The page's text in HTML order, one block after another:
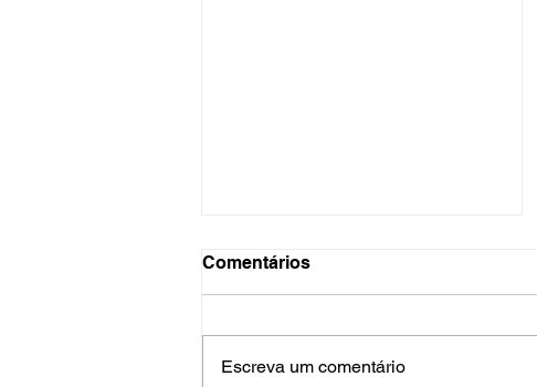
Comentários
Escreva um comentário